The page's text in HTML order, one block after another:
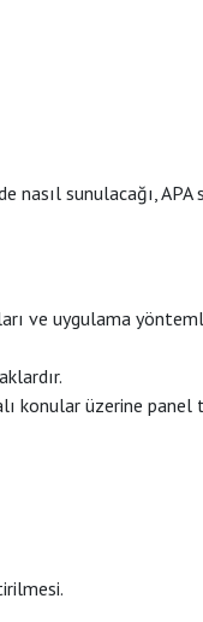
sunulacağı, APA
ve uygulama
konular üzerine panel